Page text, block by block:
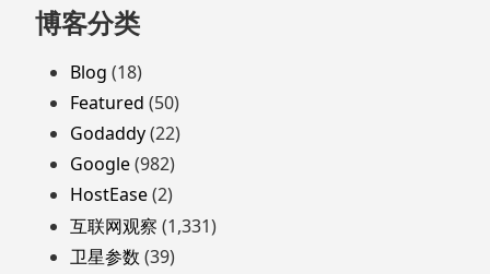
跳
至
页
脚
博客分类
Blog (18)
Featured (50)
Godaddy(22)
Google(982)
HostEase(2)
互联网观察 (1,331)
卫星参数 (39)